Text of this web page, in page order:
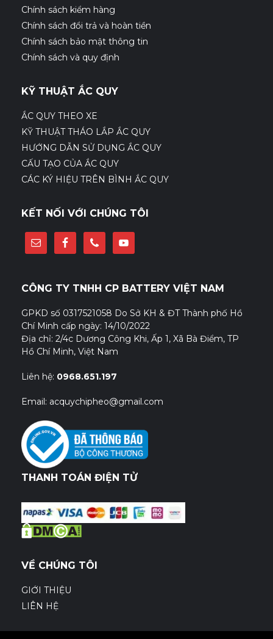
Chính sách kiểm hàng
Chính sách đổi trả và hoàn tiền
Chính sách bảo mật thông tin
Chính sách và quy định
KỸ THUẬT ẮC QUY
ẮC QUY THEO XE
KỸ THUẬT THÁO LẮP ẮC QUY
HƯỚNG DẪN SỬ DỤNG ẮC QUY
CẤU TẠO CỦA ẮC QUY
CÁC KÝ HIỆU TRÊN BÌNH ẮC QUY
KẾT NỐI VỚI CHÚNG TÔI
CÔNG TY TNHH CP BATTERY VIỆT NAM
GPKD số 0317521058 Do Sở KH & ĐT Thành phố Hồ
Chí Minh cấp ngày: 14/10/2022
Địa chỉ: 2/4c Dương Công Khi, Ấp 1, Xã Bà Điểm, TP
Hồ Chí Minh, Việt Nam
Liên hệ: 0968.651.197
Email: acquychipheo@gmail.com
THANH TOÁN ĐIỆN TỬ
VỀ CHÚNG TÔI
GIỚI THIỆU
LIÊN HỆ